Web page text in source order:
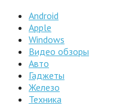
Android
Apple
Windows
Видео обзоры
Авто
Гаджеты
Железо
Техника